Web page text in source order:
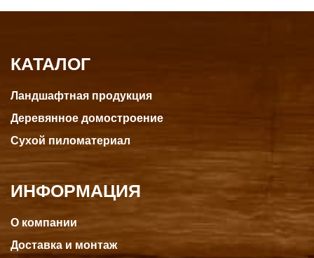
КАТАЛОГ
Ландшафтная продукция
Деревянное домостроение
Сухой пиломатериал
ИНФОРМАЦИЯ
О компании
Доставка и монтаж